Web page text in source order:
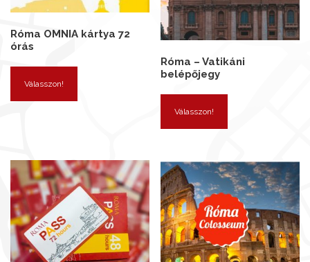
Róma OMNIA kártya 72
órás
Válasszon!
Róma – Vatikáni
belépőjegy
Válasszon!